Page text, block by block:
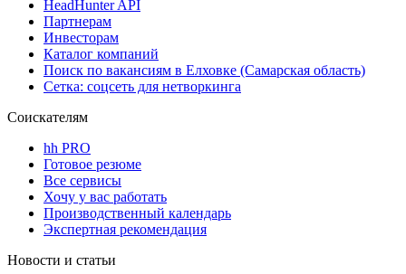
HeadHunter API
Партнерам
Инвесторам
Каталог компаний
Поиск по вакансиям в Елховке (Самарская область)
Сетка: соцсеть для нетворкинга
Соискателям
hh PRO
Готовое резюме
Все сервисы
Хочу у вас работать
Производственный календарь
Экспертная рекомендация
Новости и статьи